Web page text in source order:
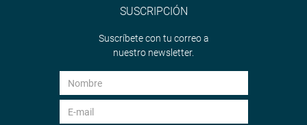
SUSCRIPCIÓN
Suscríbete con tu correo a
nuestro newsletter.